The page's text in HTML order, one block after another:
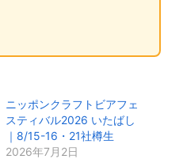
ニッポンクラフトビアフェ
スティバル2026 いたばし
｜8/15-16・21社樽生
2026年7月2日